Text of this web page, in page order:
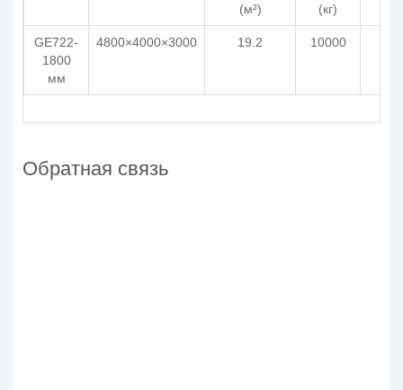
(м²)
(кг)
GE722-
1800
мм
4800×4000×3000 19.2 10000
Обратная связь